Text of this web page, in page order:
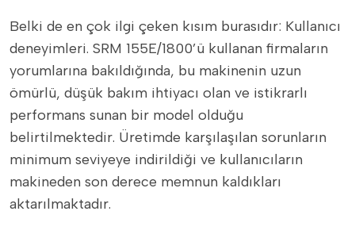
Belki de en çok ilgi çeken kısım burasıdır: Kullanıcı
deneyimleri. SRM 155E/1800’ü kullanan firmaların
yorumlarına bakıldığında, bu makinenin uzun
ömürlü, düşük bakım ihtiyacı olan ve istikrarlı
performans sunan bir model olduğu
belirtilmektedir. Üretimde karşılaşılan sorunların
minimum seviyeye indirildiği ve kullanıcıların
makineden son derece memnun kaldıkları
aktarılmaktadır.